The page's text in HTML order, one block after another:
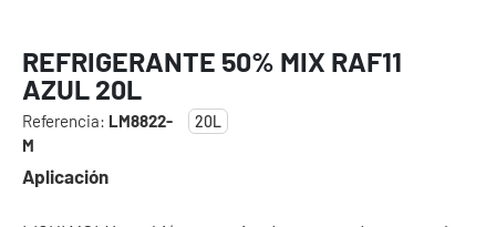
REFRIGERANTE 50% MIX RAF11
AZUL 20L
Referencia: LM8822-
M
20L
Aplicación